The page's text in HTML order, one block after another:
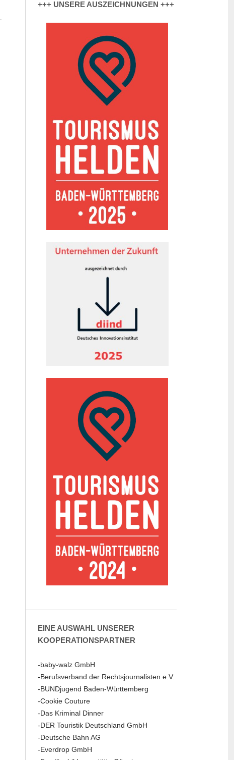
+++ UNSERE AUSZEICHNUNGEN +++
EINE AUSWAHL UNSERER
KOOPERATIONSPARTNER
-baby-walz GmbH
-Berufsverband der Rechtsjournalisten e.V.
-BUNDjugend Baden-Württemberg
-Cookie Couture
-Das Kriminal Dinner
-DER Touristik Deutschland GmbH
-Deutsche Bahn AG
-Everdrop GmbH